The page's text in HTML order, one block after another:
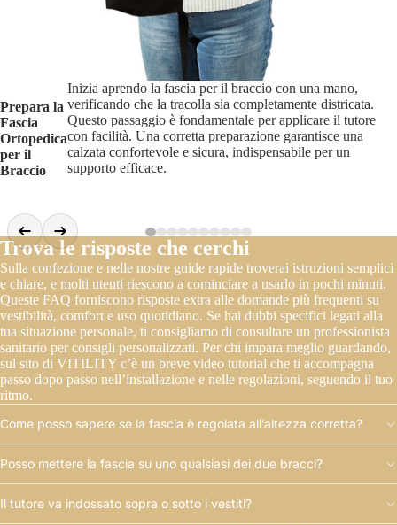
Prepara la
Fascia
Ortopedica
per il
Braccio
Inizia aprendo la fascia per il braccio con una mano,
verificando che la tracolla sia completamente districata.
Questo passaggio è fondamentale per applicare il tutore
con facilità. Una corretta preparazione garantisce una
calzata confortevole e sicura, indispensabile per un
supporto efficace.
Trova le risposte che cerchi
Sulla confezione e nelle nostre guide rapide troverai istruzioni semplici
e chiare, e molti utenti riescono a cominciare a usarlo in pochi minuti.
Queste FAQ forniscono risposte extra alle domande più frequenti su
vestibilità, comfort e uso quotidiano. Se hai dubbi specifici legati alla
tua situazione personale, ti consigliamo di consultare un professionista
sanitario per consigli personalizzati. Per chi impara meglio guardando,
sul sito di VITILITY c’è un breve video tutorial che ti accompagna
passo dopo passo nell’installazione e nelle regolazioni, seguendo il tuo
ritmo.
Come posso sapere se la fascia è regolata all’altezza corretta?
Posso mettere la fascia su uno qualsiasi dei due bracci?
Il tutore va indossato sopra o sotto i vestiti?